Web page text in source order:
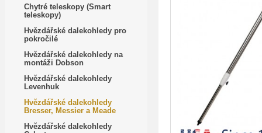
Chytré teleskopy (Smart
teleskopy)
Hvězdářské dalekohledy pro
pokročilé
Hvězdářské dalekohledy na
montáži Dobson
Hvězdářské dalekohledy
Levenhuk
Hvězdářské dalekohledy
Bresser, Messier a Meade
Hvězdářské dalekohledy